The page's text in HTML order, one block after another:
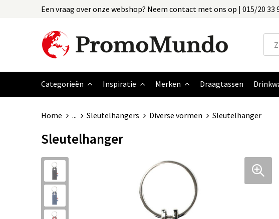
Een vraag over onze webshop? Neem contact met ons op | 015/20
Categorieën Inspiratie Merken Draagtassen
Home ... Sleutelhangers Diverse vormen Sleutelhanger
Sleutelhanger